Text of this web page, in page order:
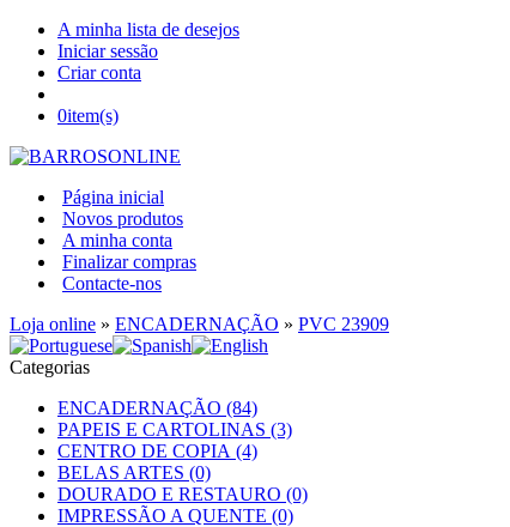
A minha lista de desejos
Iniciar sessão
Criar conta
0item(s)
Página inicial
Novos produtos
A minha conta
Finalizar compras
Contacte-nos
Loja online » ENCADERNAÇÃO » PVC 23909
Categorias
ENCADERNAÇÃO (84)
PAPEIS E CARTOLINAS (3)
CENTRO DE COPIA (4)
BELAS ARTES (0)
DOURADO E RESTAURO (0)
IMPRESSÃO A QUENTE (0)